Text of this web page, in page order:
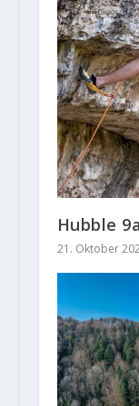
Hubble
21. Oktober